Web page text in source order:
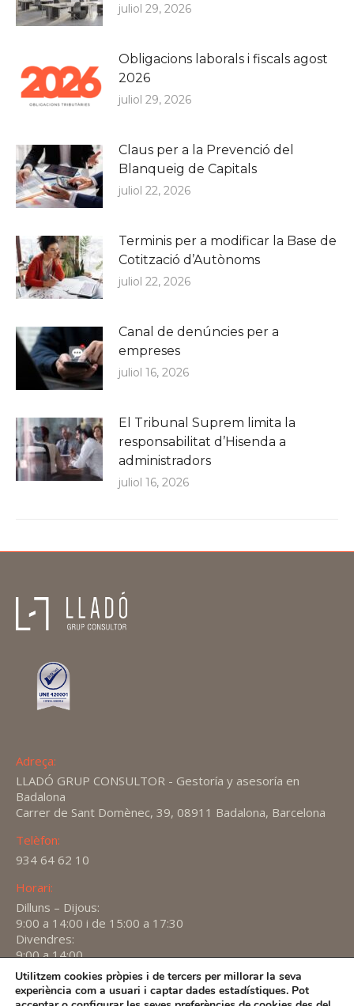
juliol 29, 2026
Obligacions laborals i fiscals agost
2026
juliol 29, 2026
Claus per a la Prevenció del
Blanqueig de Capitals
juliol 22, 2026
Terminis per a modificar la Base de
Cotització d’Autònoms
juliol 22, 2026
Canal de denúncies per a
empreses
juliol 16, 2026
El Tribunal Suprem limita la
responsabilitat d’Hisenda a
administradors
juliol 16, 2026
Adreça:
LLADÓ GRUP CONSULTOR - Gestoría y asesoría en
Badalona
Carrer de Sant Domènec, 39, 08911 Badalona, Barcelona
Telèfon:
934 64 62 10
Horari:
Dilluns – Dijous:
9:00 a 14:00 i de 15:00 a 17:30
Divendres:
9:00 a 14:00
Find us on:
X
YouTubeLinkedin
Utilitzem cookies pròpies i de tercers per millorar la seva
experiència com a usuari i captar dades estadístiques. Pot